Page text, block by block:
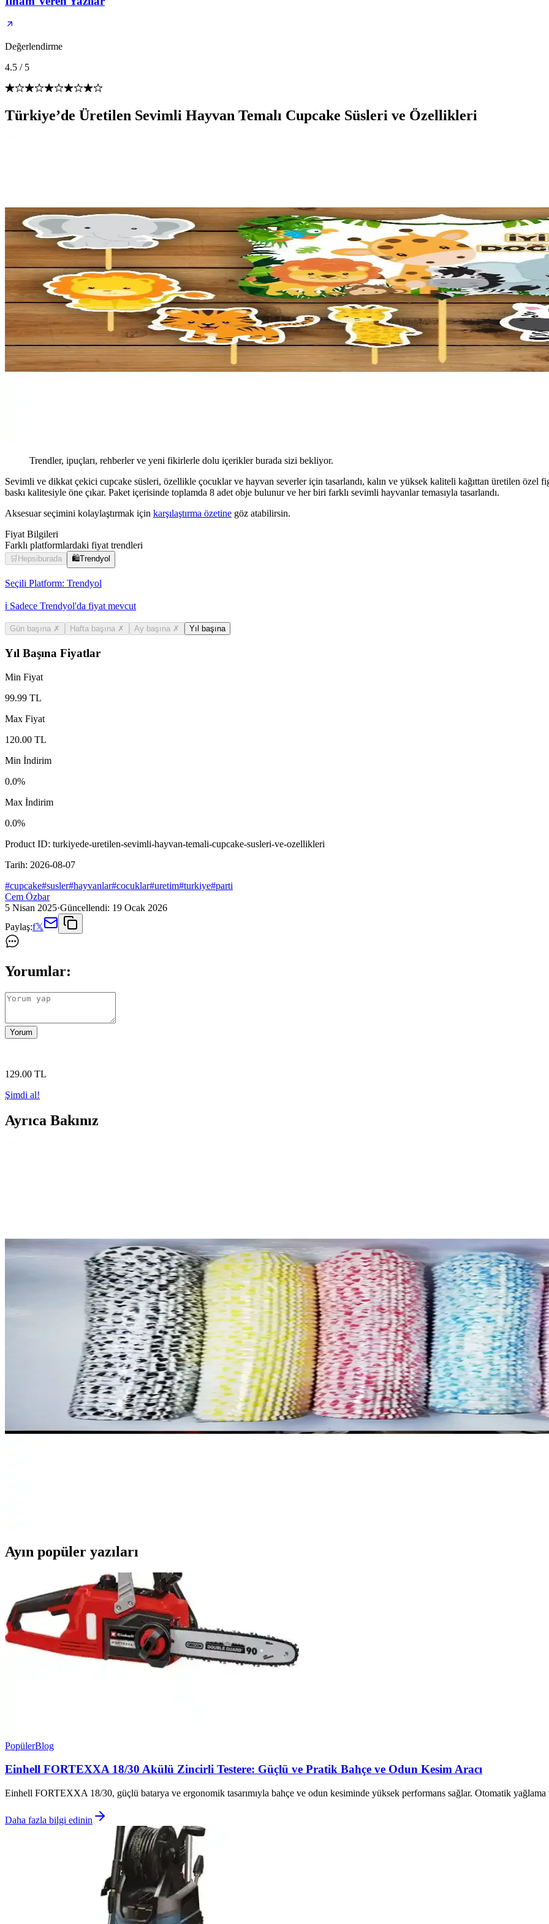
Değerlendirme
4.5 / 5
Türkiye’de Üretilen Sevimli Hayvan Temalı Cupcake Süsleri ve Özellikleri
Trendler, ipuçları, rehberler ve yeni fikirlerle dolu içerikler burada sizi bekliyor.
Sevimli ve dikkat çekici cupcake süsleri, özellikle çocuklar ve hayvan severler için tasarlandı, kalın ve yüksek kaliteli kağıttan üretilen
baskı kalitesiyle öne çıkar. Paket içerisinde toplamda 8 adet obje bulunur ve her biri farklı sevimli hayvanlar temasıyla tasarlandı.
Aksesuar seçimini kolaylaştırmak için karşılaştırma özetine göz atabilirsin.
Fiyat Bilgileri
Farklı platformlardaki fiyat trendleri
🛒 Hepsiburada 🛍️Trendyol
Seçili Platform: Trendyol
ℹ️ Sadece Trendyol'da fiyat mevcut
Gün başına ✗ Hafta başına ✗ Ay başına ✗ Yıl başına
Yıl Başına Fiyatlar
Min Fiyat
99.99 TL
Max Fiyat
120.00 TL
Min İndirim
0.0%
Max İndirim
0.0%
Product ID: turkiyede-uretilen-sevimli-hayvan-temali-cupcake-susleri-ve-ozellikleri
Tarih: 2026-08-07
#cupcake#susler#hayvanlar#cocuklar#uretim#turkiye#parti
Cem Özbar
5 Nisan 2025·Güncellendi: 19 Ocak 2026
Paylaş:f𝕏
Yorumlar:
Yorum
129.00 TL
Şimdi al!
Ayrıca Bakınız
Amentes 100'lü Renkli Muffin ve Cupcake Kek Kalıbı Seti Yaratıcı Pişirme Deneyimi İçin
Amentes'in 100'lü renkli muffin ve cupcake kalıbı seti, dayanıklı ve tekrar kullanılabilir yapısıyla büyük partilerde bile mükemmel sonuçlar
ELGALA Pembe Muffin Cupcake Kek Kalıbı: Estetik ve Dayanıklı Pişirme Malzemesi
ELGALA'nın pembe muffin kalıbı, dayanıklı yapısı ve hijyen sertifikasıyla organizasyonlar ve özel günler için ideal, estetik ve kullanışlı kek
QesQin 200 Adet Muffin Kek Kalıbı ve Cupcake Kağıdı ile Mükemmel Sunumlar Yaratın
QesQin 200 adet muffin kek kalıbı ve cupcake kağıdı, mükemmel sunumlar için ideal mutfak gereçleri. Kaliteli malzeme ve geniş set ile
Çocuklar İçin Güvenli ve Dayanıklı İş Makinaları Temalı Cupcake Süsü Ürün Tanıtımı
Çocuklar için tasarlanan dayanıklı ve güvenli iş makinaları temalı cupcake süsü, kolay kullanımı ve yüksek kalitesiyle doğum günü
Ayın popüler yazıları
PopülerBlog
Einhell FORTEXXA 18/30 Akülü Zincirli Testere: Güçlü ve Pratik Bahçe ve Odun Kesim Aracı
Einhell FORTEXXA 18/30, güçlü batarya ve ergonomik tasarımıyla bahçe ve odun kesiminde yüksek performans sağlar. Otomatik
Daha fazla bilgi edinin